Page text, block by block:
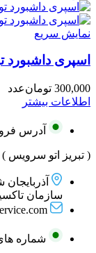
نمایش سریع
اسپری داشبورد
300,000 تومانعدد
اطلاعات بیشتر
آدرس
( تبریز اتو سرویس )
سازمان
شماره